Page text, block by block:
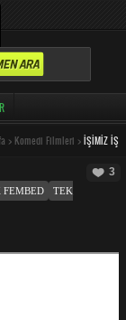
> Komedi Filmleri > İŞIMIZ İŞ
3
FEMBED TEK